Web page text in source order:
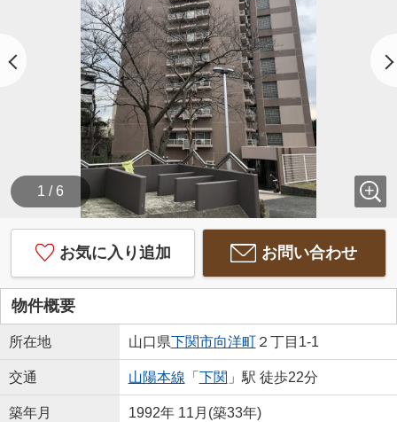
1 / 6
お気に入り追加 お問い合わせ
物件概要
所在地 山口県下関市向洋町２丁目1-1
交通 山陽本線 「 下関 」駅 徒歩22分
築年月 1992年 11月(築33年)